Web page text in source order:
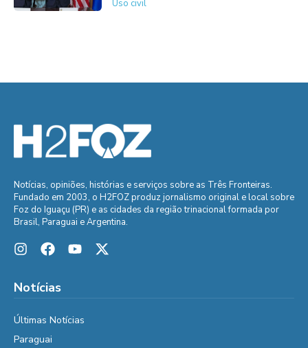
Uso civil
Notícias, opiniões, histórias e serviços sobre as Três Fronteiras.
Fundado em 2003, o H2FOZ produz jornalismo original e local sobre
Foz do Iguaçu (PR) e as cidades da região trinacional formada por
Brasil, Paraguai e Argentina.
Notícias
Últimas Notícias
Paraguai